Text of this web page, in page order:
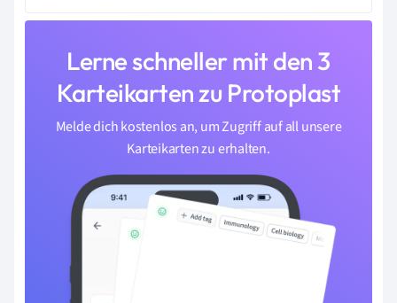
Lerne schneller mit den 3
Karteikarten zu Protoplast
Melde dich kostenlos an, um Zugriff auf all unsere
Karteikarten zu erhalten.